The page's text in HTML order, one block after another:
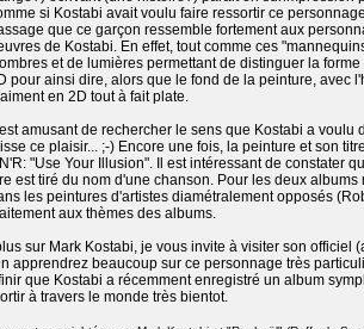
si Kostabi avait voulu faire ressortir ce
que ce garçon ressemble fortement aux
de Kostabi. En effet, tout comme ces
et de lumières permettant de distinguer la
pour ainsi dire, alors que le fond de la peinture, avec
en 2D tout à fait plate.
est amusant de rechercher le sens que Kostabi a
ce plaisir... ;-) Encore une fois, la peinture et son
"Use Your Illusion". Il est intéressant de constater
est tiré du nom d'une chanson. Pour les deux
les peintures d'artistes diamétralement opposés
aux thèmes des albums.
sur Mark Kostabi, je vous invite à visiter son officiel
apprendrez beaucoup sur ce personnage très
que Kostabi a récemment enregistré un album
à travers le monde très bientot.